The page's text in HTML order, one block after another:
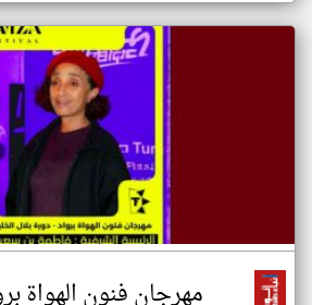
مهرجان فنون الهواة